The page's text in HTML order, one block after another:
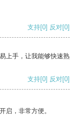
支持[0] 反对[0]
上手，让我能够快速熟
支持[0] 反对[0]
启，非常方便。